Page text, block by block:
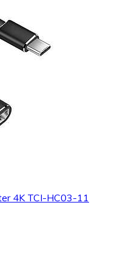
4K TCI-HC03-11